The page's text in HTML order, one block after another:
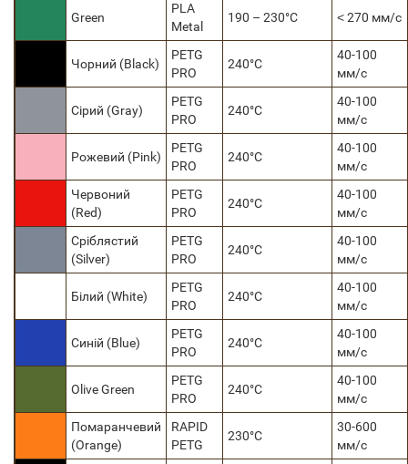
Green
PLA
Metal
190 – 230°C ˂ 270 мм/с
Чорний (Black)
PETG
PRO
240°C
40-100
мм/с
Сірий (Gray)
PETG
PRO
240°C
40-100
мм/с
Рожевий (Pink)
PETG
PRO
240°C
40-100
мм/с
Червоний
(Red)
PETG
PRO
240°C
40-100
мм/с
Сріблястий
(Silver)
PETG
PRO
240°C
40-100
мм/с
Білий (White)
PETG
PRO
240°C
40-100
мм/с
Синій (Blue)
PETG
PRO
240°C
40-100
мм/с
Olive Green
PETG
PRO
240°C
40-100
мм/с
Помаранчевий
(Orange)
RAPID
PETG
230°C
30-600
мм/с